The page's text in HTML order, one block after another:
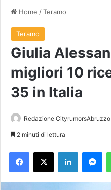
Home /Teramo
Teramo
Giulia
migliori 10
35 in Italia
Redazione CityrumorsAbruzzo
2 minuti di lettura